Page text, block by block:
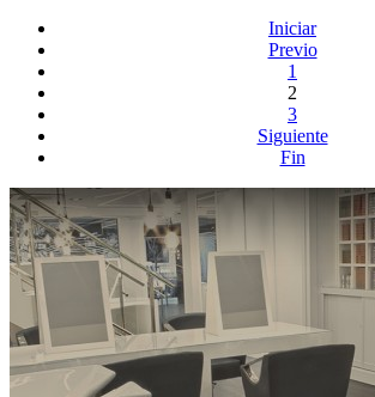
Iniciar
Previo
1
2
3
Siguiente
Fin